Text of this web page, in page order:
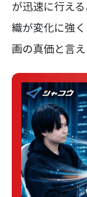
が迅速に行え
織が変化に強
画の真価と言え